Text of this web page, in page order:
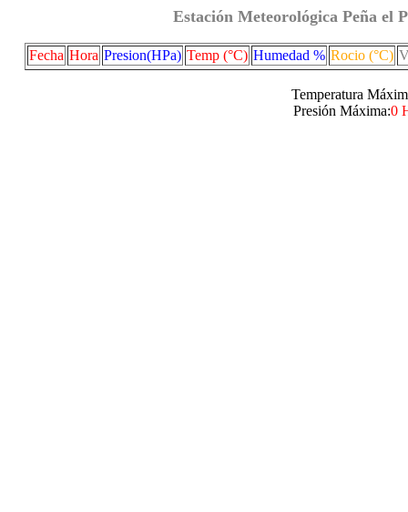
Estación Meteorológica Peña el
Fecha Hora Presion(HPa) Temp (°C) Humedad % Rocio (°C)
Temperatura
Presión Máxima:0